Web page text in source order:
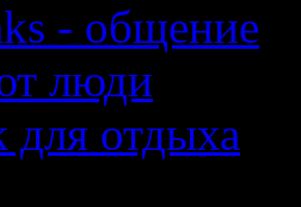
- общение
люди
отдыха